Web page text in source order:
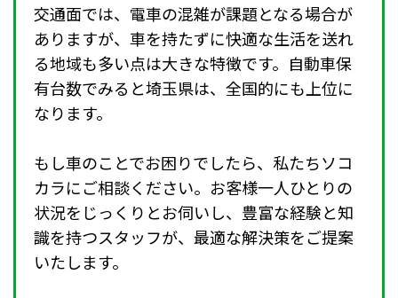
交通面では、電車の混雑が課題となる場合が
ありますが、車を持たずに快適な生活を送れ
る地域も多い点は大きな特徴です。自動車保
有台数でみると埼玉県は、全国的にも上位に
なります。
もし車のことでお困りでしたら、私たちソコ
カラにご相談ください。お客様一人ひとりの
状況をじっくりとお伺いし、豊富な経験と知
識を持つスタッフが、最適な解決策をご提案
いたします。